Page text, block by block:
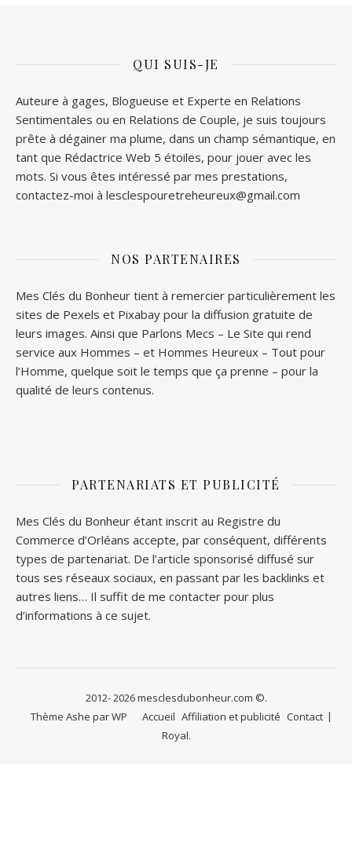
QUI SUIS-JE
Auteure à gages, Blogueuse et Experte en Relations
Sentimentales ou en Relations de Couple, je suis toujours
prête à dégainer ma plume, dans un champ sémantique, en
tant que Rédactrice Web 5 étoiles, pour jouer avec les
mots. Si vous êtes intéressé par mes prestations,
contactez-moi à lesclespouretreheureux@gmail.com
NOS PARTENAIRES
Mes Clés du Bonheur tient à remercier particulièrement les
sites de Pexels et Pixabay pour la diffusion gratuite de
leurs images. Ainsi que Parlons Mecs – Le Site qui rend
service aux Hommes – et Hommes Heureux – Tout pour
l’Homme, quelque soit le temps que ça prenne – pour la
qualité de leurs contenus.
PARTENARIATS ET PUBLICITÉ
Mes Clés du Bonheur étant inscrit au Registre du
Commerce d’Orléans accepte, par conséquent, différents
types de partenariat. De l’article sponsorisé diffusé sur
tous ses réseaux sociaux, en passant par les backlinks et
autres liens… Il suffit de me contacter pour plus
d’informations à ce sujet.
2012- 2026 mesclesdubonheur.com ©.
Accueil Affiliation et publicité Contact
Thème Ashe parWP
Royal.